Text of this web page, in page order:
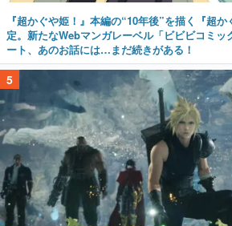
『超かぐや姫！』本編の“10年後”を描く『超
定。新たなWebマンガレーベル「ビビビコミッ
ート、あのお話には…まだ続きがある！
5